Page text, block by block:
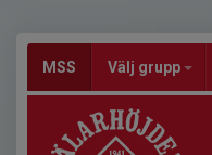
MSS Välj grupp